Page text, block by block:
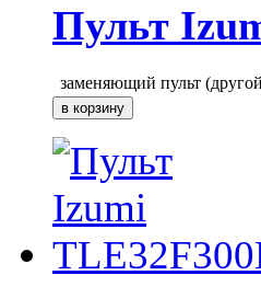
Пульт
заменяющий пульт